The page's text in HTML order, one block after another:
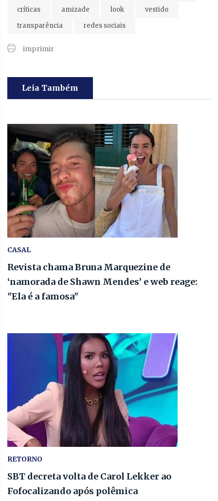
críticas amizade look
vestido
transparência
redes sociais
imprimir
Leia Também
CASAL
Revista chama Bruna Marquezine de
‘namorada de Shawn Mendes’ e web reage:
"Ela é a famosa"
RETORNO
SBT decreta volta de Carol Lekker ao
Fofocalizando após polêmica